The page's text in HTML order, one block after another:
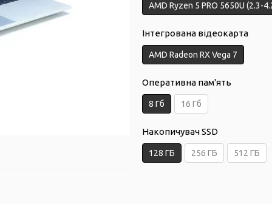
AMD Ryzen 5 PRO 5650U (2.3-
Інтегрована відеокарта
AMD Radeon RX Vega 7
Оперативна пам'ять
8 Гб 16 Гб
Накопичувач SSD
128 ГБ 256 ГБ 512 ГБ